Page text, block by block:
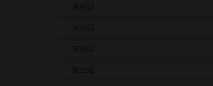
第42話
第39話
第36話
第33章